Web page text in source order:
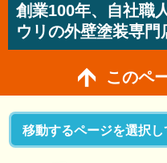
創業100年、自社職
ウリの外壁塗装専門
このペ